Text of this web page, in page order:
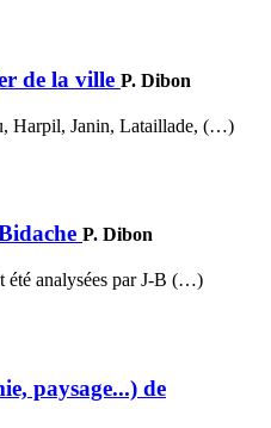
de la ville P. Dibon
Harpil, Janin, Lataillade, (…)
P. Dibon
été analysées par J-B (…)
paysage...) de